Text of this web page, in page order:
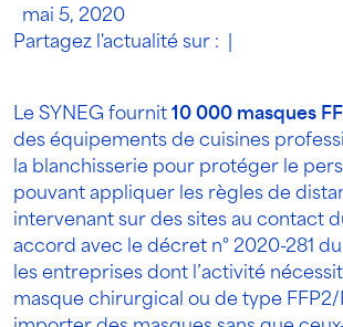
mai 5, 2020
Partagez l'actualité sur :
Le SYNEG fournit 10 000 masques
des équipements de cuisines
la blanchisserie pour protéger le
pouvant appliquer les règles de
intervenant sur des sites au contact
accord avec le décret n° 2020-281
les entreprises dont l’activité
masque chirurgical ou de type